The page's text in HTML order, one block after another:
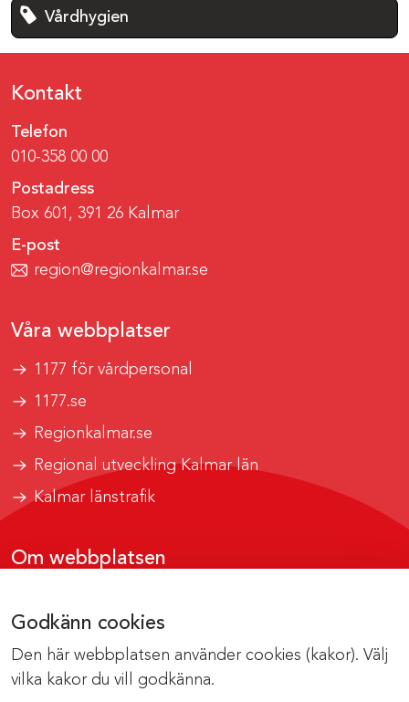
Godkänn cookies
Den här webbplatsen använder cookies (kakor). Välj
vilka kakor du vill godkänna.
Vårdhygien
Kontakt
Telefon
010-358 00 00
Postadress
Box 601, 391 26 Kalmar
E-post
region@regionkalmar.se
Våra webbplatser
1177 för vårdpersonal
1177.se
Regionkalmar.se
Regional utveckling Kalmar län
Kalmar länstrafik
Om webbplatsen
Om cookies
Kontakta webbredaktionen